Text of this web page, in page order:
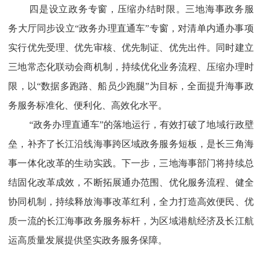
四是设立政务专窗，压缩办结时限。三地海事政务服
务大厅同步设立“政务办理直通车”专窗，对清单内通办事项
实行优先受理、优先审核、优先制证、优先出件。同时建立
三地常态化联动会商机制，持续优化业务流程、压缩办理时
限，以“数据多跑路、船员少跑腿”为目标，全面提升海事政
务服务标准化、便利化、高效化水平。
“政务办理直通车”的落地运行，有效打破了地域行政壁
垒，补齐了长江沿线海事跨区域政务服务短板，是长三角海
事一体化改革的生动实践。下一步，三地海事部门将持续总
结固化改革成效，不断拓展通办范围、优化服务流程、健全
协同机制，持续释放海事改革红利，全力打造高效便民、优
质一流的长江海事政务服务标杆，为区域港航经济及长江航
运高质量发展提供坚实政务服务保障。